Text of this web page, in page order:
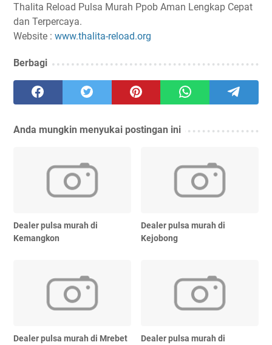
Thalita Reload Pulsa Murah Ppob Aman Lengkap Cepat
dan Terpercaya.
Website : www.thalita-reload.org
Berbagi
Anda mungkin menyukai postingan ini
Dealer pulsa murah di
Kemangkon
Dealer pulsa murah di
Kejobong
Dealer pulsa murah di Mrebet
Dealer pulsa murah di